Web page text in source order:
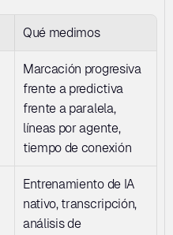
Qué medimos
Marcación progresiva
frente a predictiva
frente a paralela,
líneas por agente,
tiempo de conexión
Entrenamiento de IA
nativo, transcripción,
análisis de